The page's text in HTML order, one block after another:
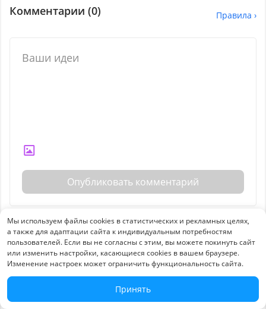
Комментарии (0) Правила ›
Опубликовать комментарий
Какие бывают карандаши
Мы используем файлы cookies в статистических и рекламных целях,
а также для адаптации сайта к индивидуальным потребностям
пользователей. Если вы не согласны с этим, вы можете покинуть сайт
или изменить настройки, касающиеся cookies в вашем браузере.
Изменение настроек может ограничить функциональность сайта.
Принять